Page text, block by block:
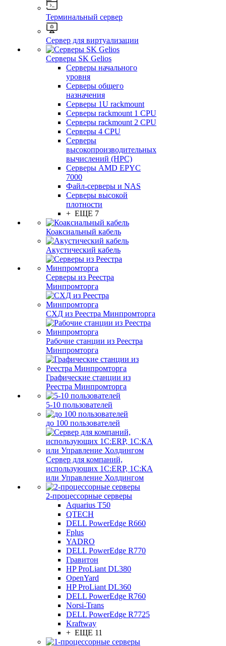
Терминальный сервер
Сервер для виртуализации
Серверы SK Gelios
Серверы начального
уровня
Серверы общего
назначения
Серверы 1U rackmount
Серверы rackmount 1 CPU
Серверы rackmount 2 CPU
Серверы 4 CPU
Серверы
высокопроизводительных
вычислений (HPC)
Серверы AMD EPYC
7000
Файл-серверы и NAS
Серверы высокой
плотности
+ ЕЩЕ 7
Коаксиальный кабель
Акустический кабель
Серверы из Реестра
Минпромторга
СХД из Реестра Минпромторга
Рабочие станции из Реестра
Минпромторга
Графические станции из
Реестра Минпромторга
5-10 пользователей
до 100 пользователей
Сервер для компаний,
использующих 1C:ERP, 1С:КА
или Управление Холдингом
2-процессорные серверы
Aquarius T50
QTECH
DELL PowerEdge R660
Fplus
YADRO
DELL PowerEdge R770
Гравитон
HP ProLiant DL380
OpenYard
HP ProLiant DL360
DELL PowerEdge R760
Norsi-Trans
DELL PowerEdge R7725
Kraftway
+ ЕЩЕ 11